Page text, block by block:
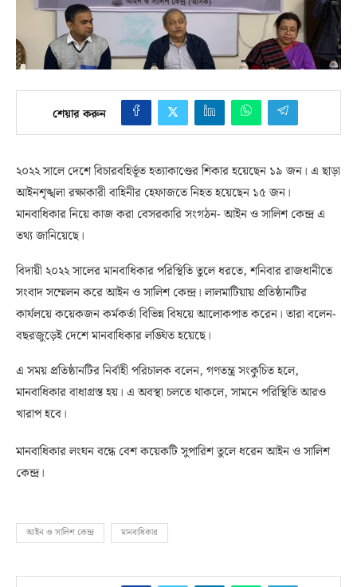
শেয়ার করুন
২০২২ সালে দেশে বিচারবহির্ভূত হত্যাকাণ্ডের শিকার হয়েছেন ১৯ জন। এ ছাড়া
আইনশৃঙ্খলা রক্ষাকারী বাহিনীর হেফাজতে নিহত হয়েছেন ১৫ জন।
মানবাধিকার নিয়ে কাজ করা বেসরকারি সংগঠন- আইন ও সালিশ কেন্দ্র এ
তথ্য জানিয়েছে।
বিদায়ী ২০২২ সালের মানবাধিকার পরিস্থিতি তুলে ধরতে, শনিবার রাজধানীতে
সংবাদ সম্মেলন করে আইন ও সালিশ কেন্দ্র। লালমাটিয়ায় প্রতিষ্ঠানটির
কার্যলয়ে কয়েকজন কর্মকর্তা বিভিন্ন বিষয়ে আলোকপাত করেন। তারা বলেন-
বছরজুড়েই দেশে মানবাধিকার লঙ্ঘিত হয়েছে।
এ সময় প্রতিষ্ঠানটির নির্বাহী পরিচালক বলেন, গণতন্ত্র সংকুচিত হলে,
মানবাধিকার বাধাগ্রস্ত হয়। এ অবস্থা চলতে থাকলে, সামনে পরিস্থিতি আরও
খারাপ হবে।
মানবাধিকার লংঘন বন্ধে বেশ কয়েকটি সুপারিশ তুলে ধরেন আইন ও সালিশ
কেন্দ্র।
আইন ও সালিশ কেন্দ্র মানবাধিকার